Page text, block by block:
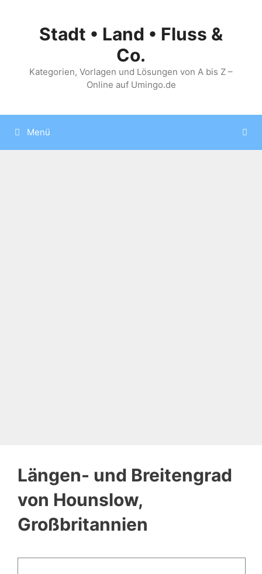
springenStadt • Land • Fluss &
Co.
Kategorien, Vorlagen und Lösungen von A bis Z –
Online auf Umingo.de
Menü
Längen- und Breitengrad
von Hounslow,
Großbritannien